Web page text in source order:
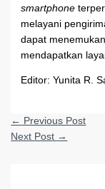
smartphone
melayani
dapat
mendapatkan
Editor: Yunita R.
← Previous Post
Next Post →